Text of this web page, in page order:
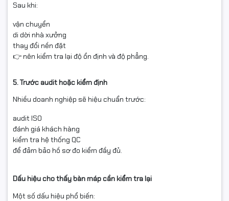
Sau khi:
vận chuyển
di dời nhà xưởng
thay đổi nền đặt
👉 nên kiểm tra lại độ ổn định và độ phẳng.
5. Trước audit hoặc kiểm định
Nhiều doanh nghiệp sẽ hiệu chuẩn trước:
audit ISO
đánh giá khách hàng
kiểm tra hệ thống QC
để đảm bảo hồ sơ đo kiểm đầy đủ.
Dấu hiệu cho thấy bàn máp cần kiểm tra lại
Một số dấu hiệu phổ biến: